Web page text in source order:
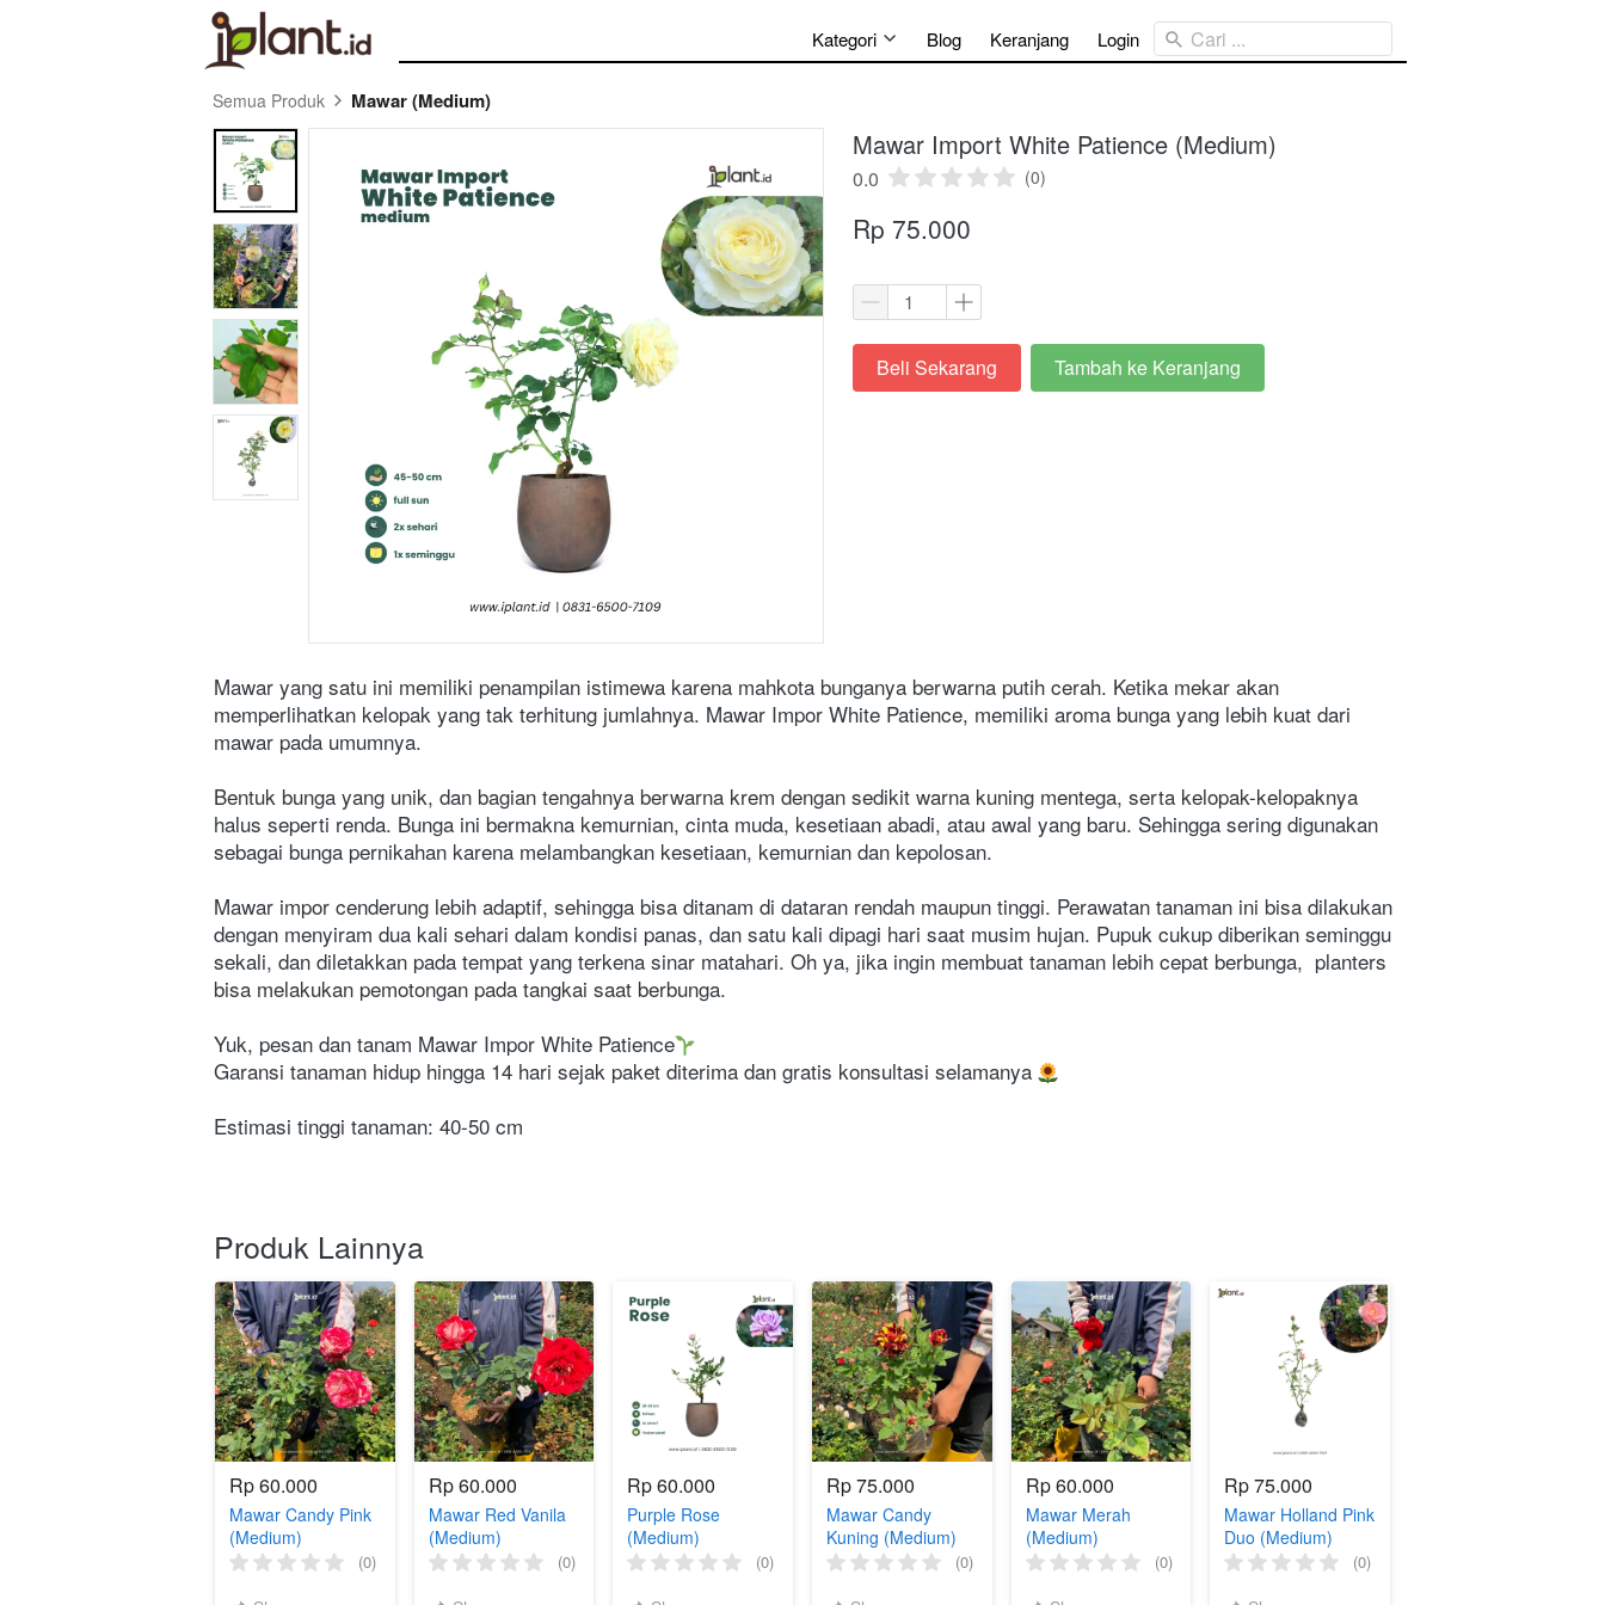
Kategori Blog Keranjang Login Cari ...
Semua Produk Mawar (Medium)
Mawar Import White Patience (Medium)
0.0 (0)
Rp 75.000
`Beli Sekarang `
Tambah ke Keranjang
Mawar yang satu ini memiliki penampilan istimewa karena mahkota bunganya berwarna putih cerah. Ketika mekar akan
memperlihatkan kelopak yang tak terhitung jumlahnya. Mawar Impor White Patience, memiliki aroma bunga yang lebih kuat dari
mawar pada umumnya.
Bentuk bunga yang unik, dan bagian tengahnya berwarna krem dengan sedikit warna kuning mentega, serta kelopak-kelopaknya
halus seperti renda. Bunga ini bermakna kemurnian, cinta muda, kesetiaan abadi, atau awal yang baru. Sehingga sering digunakan
sebagai bunga pernikahan karena melambangkan kesetiaan, kemurnian dan kepolosan.
Mawar impor cenderung lebih adaptif, sehingga bisa ditanam di dataran rendah maupun tinggi. Perawatan tanaman ini bisa dilakukan
dengan menyiram dua kali sehari dalam kondisi panas, dan satu kali dipagi hari saat musim hujan. Pupuk cukup diberikan seminggu
sekali, dan diletakkan pada tempat yang terkena sinar matahari. Oh ya, jika ingin membuat tanaman lebih cepat berbunga,  planters
bisa melakukan pemotongan pada tangkai saat berbunga.
Yuk, pesan dan tanam Mawar Impor White Patience
Garansi tanaman hidup hingga 14 hari sejak paket diterima dan gratis konsultasi selamanya
Estimasi tinggi tanaman: 40-50 cm
Produk Lainnya
Rp 60.000
Mawar Candy Pink
(Medium)
(0)
Rp 60.000
Mawar Red Vanila
(Medium)
(0)
Rp 60.000
Purple Rose
(Medium)
(0)
Rp 75.000
Mawar Candy
Kuning (Medium)
(0)
Rp 60.000
Mawar Merah
(Medium)
(0)
Rp 75.000
Mawar Holland Pink
Duo (Medium)
(0)